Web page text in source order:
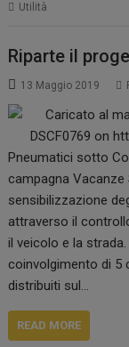
Utilità
Riparte il
13 Maggio 2019
Pneumatici sotto
campagna
sensibilizzazione
attraverso il
il veicolo e la
coinvolgimento di 5
distribuiti sul…
READ MORE